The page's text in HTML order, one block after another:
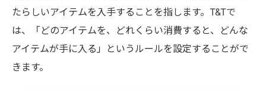
たらしいアイテムを入手することを指します。T&Tで
は、「どのアイテムを、どれくらい消費すると、どんな
アイテムが手に入る」というルールを設定することがで
きます。